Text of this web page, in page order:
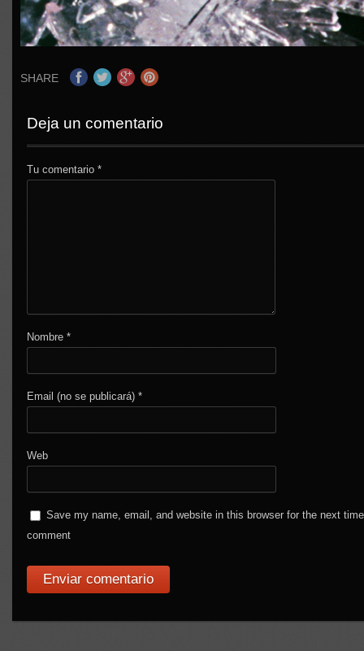
SHARE
Deja un comentario
Tu comentario*
Nombre*
Email (no se publicará)*
Web
Save my name, email, and website in this browser for the next
comment